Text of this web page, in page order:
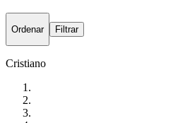
Ordenar Filtrar
Cristiano